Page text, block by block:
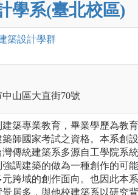
學系(臺北校區)
築設計學群
中山區大直街70號
築專業教育，畢業學歷為教
師國家考試之資格。本系創
傳統建築系多源自工學院系
調建築的做為一種創作的可
跨域的創作面向。也因此本
景居多，與他校建築系以研究